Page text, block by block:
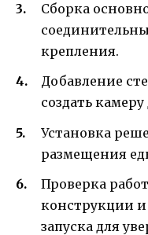
Сборка
крепления.
Добавление
создать
Установка
размещения
Проверка
конструкции и
запуска для